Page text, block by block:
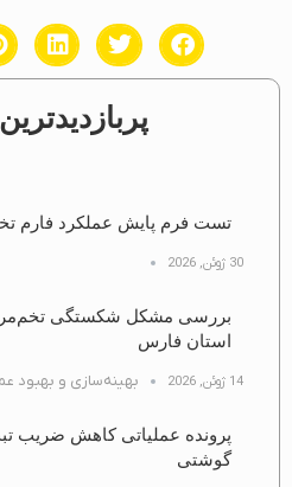
تست فرم پایش عملکرد فارم
30 ژوئن, 2026
استان فارس
14 ژوئن, 2026 بهینه‌سازی و بهبود
گوشتی